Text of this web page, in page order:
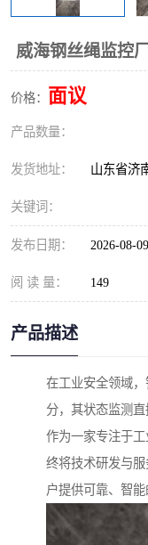
威海钢丝绳监控
价格： 面议
产品数量：
发货地址： 山东省济
关键词：
发布日期： 2026-08-09
阅 读 量： 149
产品描述
在工业安全领域
分，其状态监测直
作为一家专注于
终将技术研发与
户提供可靠、智能